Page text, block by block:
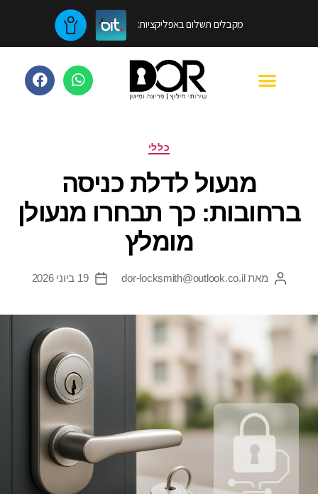
מקבלים תשלום באפליקציות:
כללי
מנעול לדלת כניסה
ברחובות: כך תבחרו מנעולן
מומלץ
מאת dor-locksmith@outlook.co.il 19 ביוני 2026